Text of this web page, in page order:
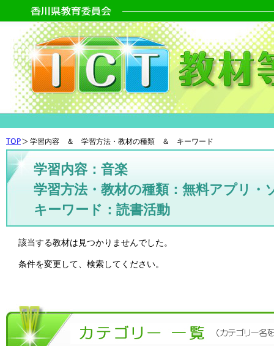
TOP 学習内容 ＆ 学習方法・教材の種類 ＆ キーワード
学習内容：音楽
学習方法・教材の種類：無料アプリ・
キーワード：読書活動
該当する教材は見つかりませんでした。
条件を変更して、検索してください。